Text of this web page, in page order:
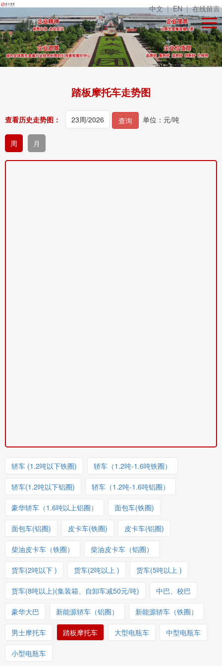
中文 | EN | 在线留言
踏板摩托车走势图
查看历史走势图： 查询 单位：元/吨
周 月
轿车 (1.2吨以下铁圈) 轿车（1.2吨-1.6吨铁圈）
轿车(1.2吨以下铝圈) 轿车（1.2吨-1.6吨铝圈）
豪华轿车（1.6吨以上铝圈） 面包车(铁圈)
面包车(铝圈) 皮卡车(铁圈) 皮卡车(铝圈)
柴油皮卡车（铁圈） 柴油皮卡车（铝圈）
货车(2吨以下 ) 货车(2吨以上 ) 货车(5吨以上 )
货车(8吨以上)(集装箱、自卸车减50元/吨) 中巴、校巴
豪华大巴 新能源轿车（铝圈） 新能源轿车（铁圈）
男士摩托车 踏板摩托车 大型电瓶车 中型电瓶车
小型电瓶车